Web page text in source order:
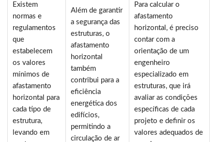
Existem
normas e
regulamentos
que
estabelecem
os valores
mínimos de
afastamento
horizontal para
cada tipo de
estrutura,
levando em
Além de garantir
a segurança das
estruturas, o
afastamento
horizontal
também
contribui para a
eficiência
energética dos
edifícios,
permitindo a
circulação de ar
Para calcular o
afastamento
horizontal, é preciso
contar com a
orientação de um
engenheiro
especializado em
estruturas, que irá
avaliar as condições
específicas de cada
projeto e definir os
valores adequados de